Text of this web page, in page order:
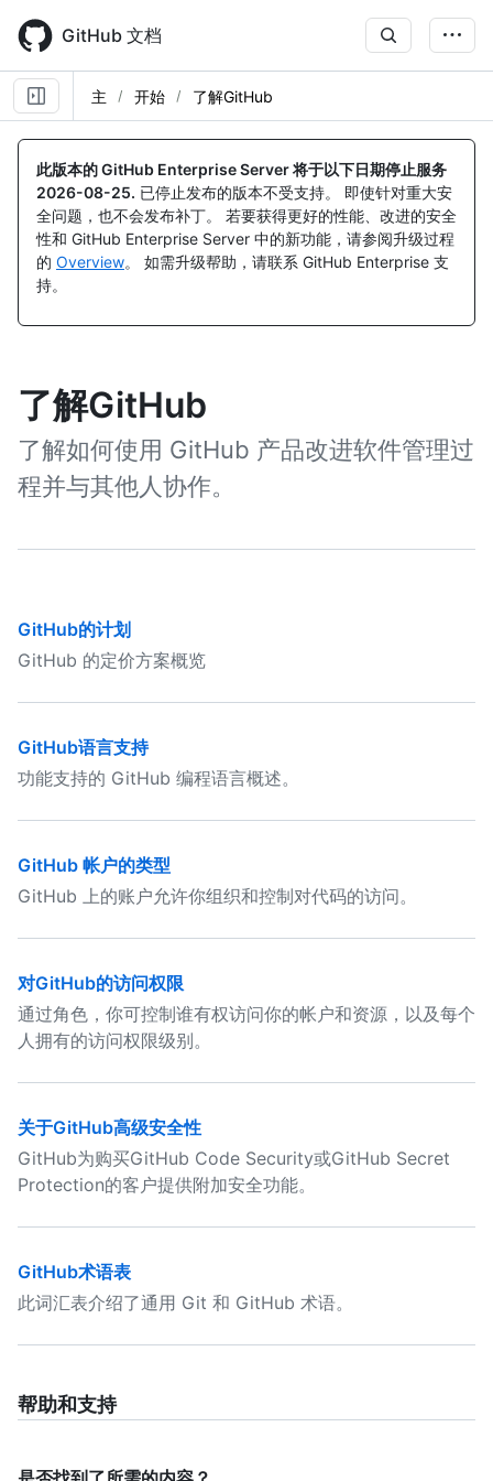
main
content
GitHub 文档
主 开始 了解GitHub
此版本的 GitHub Enterprise Server 将于以下日期停止服务
2026-08-25. 已停止发布的版本不受支持。 即使针对重大安
全问题，也不会发布补丁。 若要获得更好的性能、改进的安全
性和 GitHub Enterprise Server 中的新功能，请参阅升级过程
的 Overview。 如需升级帮助，请联系 GitHub Enterprise 支
持。
了解GitHub
了解如何使用 GitHub 产品改进软件管理过
程并与其他人协作。
GitHub的计划
GitHub 的定价方案概览
GitHub语言支持
功能支持的 GitHub 编程语言概述。
GitHub 帐户的类型
GitHub 上的账户允许你组织和控制对代码的访问。
对GitHub的访问权限
通过角色，你可控制谁有权访问你的帐户和资源，以及每个
人拥有的访问权限级别。
关于GitHub高级安全性
GitHub为购买GitHub Code Security或GitHub Secret
Protection的客户提供附加安全功能。
GitHub术语表
此词汇表介绍了通用 Git 和 GitHub 术语。
帮助和支持